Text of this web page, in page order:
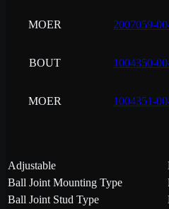
MOER 2007059-
BOUT 1004350-
MOER 1004351-
Adjustable
Ball Joint Mounting Type
Ball Joint Stud Type